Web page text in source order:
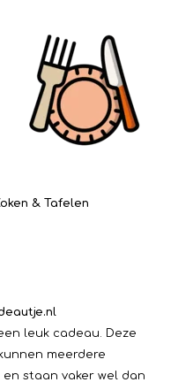
& Tafelen
leuk cadeau. Deze
meerdere
staan vaker wel dan